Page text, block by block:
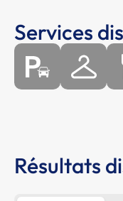
Services
Résultats